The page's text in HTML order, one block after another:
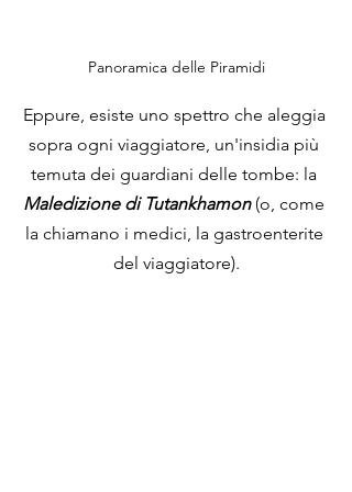
Panoramica delle Piramidi
Eppure, esiste uno spettro che aleggia
sopra ogni viaggiatore, un'insidia più
temuta dei guardiani delle tombe: la
Maledizione di Tutankhamon (o, come
la chiamano i medici, la gastroenterite
del viaggiatore).